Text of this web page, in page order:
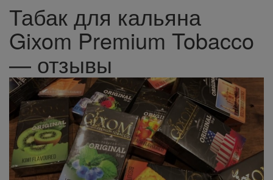
Табак для кальяна
Gixom Premium Tobacco
— отзывы